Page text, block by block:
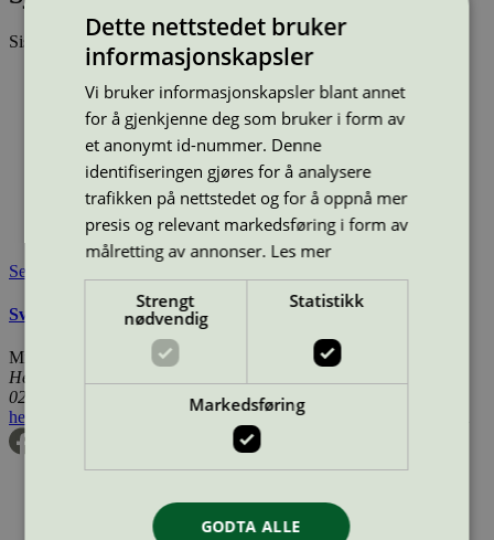
Sist oppdatert30 okt 2025
Lisensnummer:
5108 0001
Miljømerke: Svanemerket
Merkevare: Techsave
Merkevare nettside: https://techsave.com/
Lisensinnehaver: Techsave A/S
Lisensinnehaver nettside:
https://techsave.com/
Tilgjengelig i: Norge
Se også
Svanemerkets krav til rengjøring av væskeskadet elektronikk
Miljømerking Norge
Henrik Ibsens gate 20
0255 Oslo
hei@svanemerket.no
24 14 46 00 Org. nr: 971 279 362 MVA
Dette nettstedet bruker
informasjonskapsler
Vi bruker informasjonskapsler blant annet
for å gjenkjenne deg som bruker i form av
et anonymt id-nummer. Denne
identifiseringen gjøres for å analysere
trafikken på nettstedet og for å oppnå mer
presis og relevant markedsføring i form av
målretting av annonser. Les mer
Strengt
nødvendig
Statistikk
Markedsføring
GODTA ALLE